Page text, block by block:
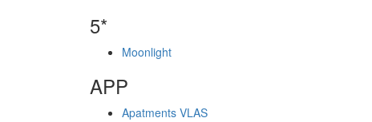
5*
Moonlight
APP
Apatments VLAS